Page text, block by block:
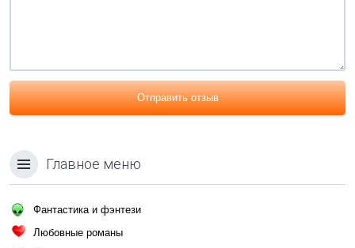
Отправить отзыв
Главное меню
Фантастика и фэнтези
Любовные романы